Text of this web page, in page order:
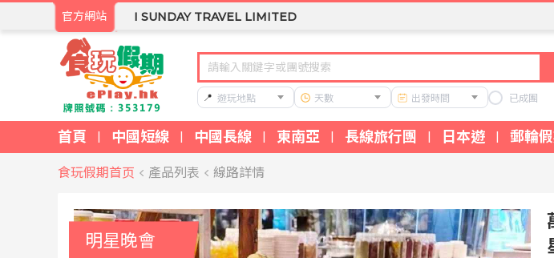
官方網站 I SUNDAY TRAVEL LIMITED
📍 遊玩地點 天數 出發時間 已成團
首頁 | 中國短線 | 中國長線 | 東南亞 | 長線旅行團 | 日本遊 | 郵輪
食玩假期首页 產品列表 線路詳情
明星晚會